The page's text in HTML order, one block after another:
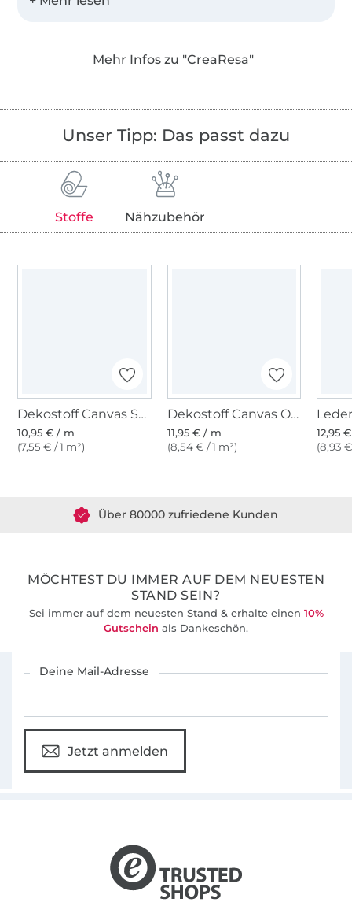
Meine Schnittmuster sind mit vielen Fotos
eigenen Ideen.
Auf meinem Blog findest du dazu viele
ergänzende Tutorials und Designbeispiele.
Ich liebe meine Arbeit, bei der sich meine, aus
einem langen Dornröschenschlaf erwachte
meinem beruflichen Erfahrungen im
verbindet.
Mehr Infos zu "CreaResa"
Unser Tipp: Das passt dazu
Stoffe Nähzubehör
Dekostoff Canvas Stoff uni, taubenblau
10,95 € / m
(7,55 € / 1 m²)
Dekostoff Canvas Orient Mandala, gelb multicolor
11,95 € / m
(8,54 € / 1 m²)
12,95
(8,93
MÖCHTEST DU IMMER AUF DEM NEUESTEN
STAND SEIN?
Sei immer auf dem neuesten Stand & erhalte einen 10%
Gutschein als Dankeschön.
Deine Mail-Adresse
Jetzt anmelden